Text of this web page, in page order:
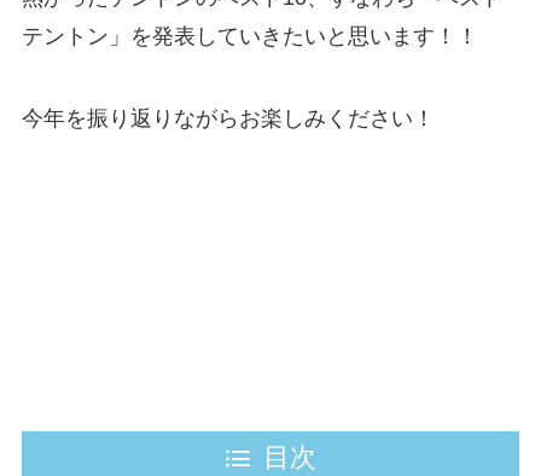
テントン」を発表していきたいと思います！！
今年を振り返りながらお楽しみください！
目次